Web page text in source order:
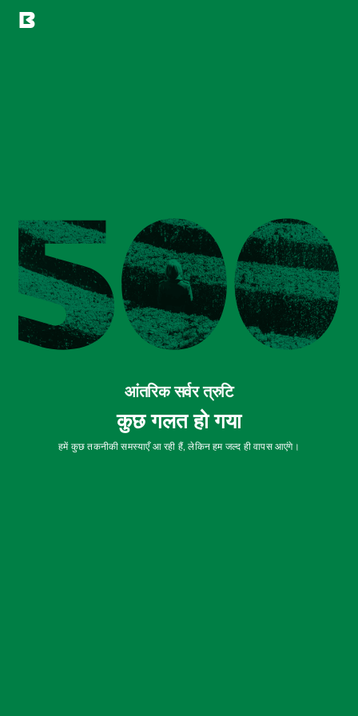
आंतरिक सर्वर त्रुटि
कुछ गलत हो गया
हमें कुछ तकनीकी समस्याएँ आ रही हैं, लेकिन हम जल्द ही वापस आएंगे।